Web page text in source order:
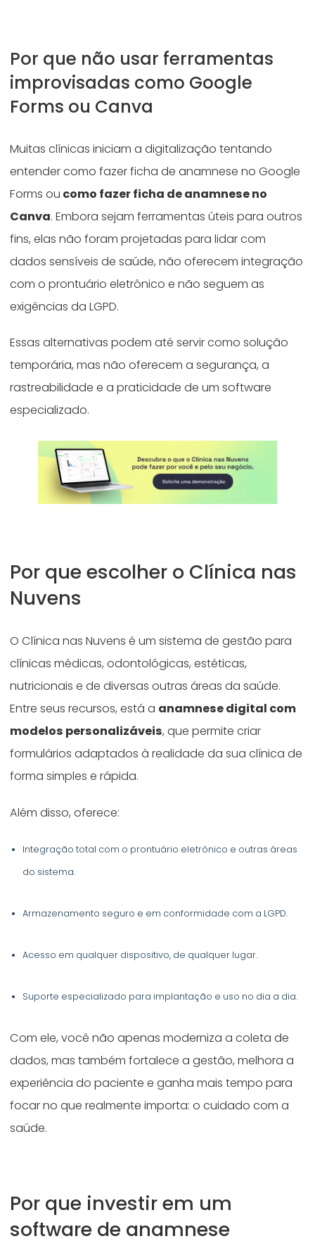
Por que não usar ferramentas
improvisadas como Google
Forms ou Canva
Muitas clínicas iniciam a digitalização tentando
entender como fazer ficha de anamnese no Google
Forms ou como fazer ficha de anamnese no
Canva. Embora sejam ferramentas úteis para outros
fins, elas não foram projetadas para lidar com
dados sensíveis de saúde, não oferecem integração
com o prontuário eletrônico e não seguem as
exigências da LGPD.
Essas alternativas podem até servir como solução
temporária, mas não oferecem a segurança, a
rastreabilidade e a praticidade de um software
especializado.
Por que escolher o Clínica nas
Nuvens
O Clínica nas Nuvens é um sistema de gestão para
clínicas médicas, odontológicas, estéticas,
nutricionais e de diversas outras áreas da saúde.
Entre seus recursos, está a anamnese digital com
modelos personalizáveis, que permite criar
formulários adaptados à realidade da sua clínica de
forma simples e rápida.
Além disso, oferece:
Integração total com o prontuário eletrônico e outras áreas
do sistema.
Armazenamento seguro e em conformidade com a LGPD.
Acesso em qualquer dispositivo, de qualquer lugar.
Suporte especializado para implantação e uso no dia a dia.
Com ele, você não apenas moderniza a coleta de
dados, mas também fortalece a gestão, melhora a
experiência do paciente e ganha mais tempo para
focar no que realmente importa: o cuidado com a
saúde.
Por que investir em um
software de anamnese